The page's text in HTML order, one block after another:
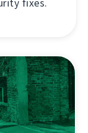
fixes.